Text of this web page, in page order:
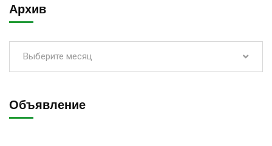
Архив
Выберите месяц
Объявление